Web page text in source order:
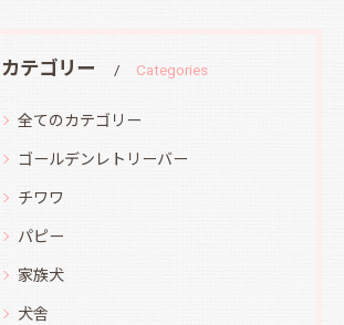
カテゴリー Categories
全てのカテゴリー
ゴールデンレトリーバー
チワワ
パピー
家族犬
犬舎